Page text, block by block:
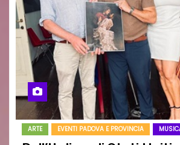
ARTE EVENTI PADOVA E PROVINCIA